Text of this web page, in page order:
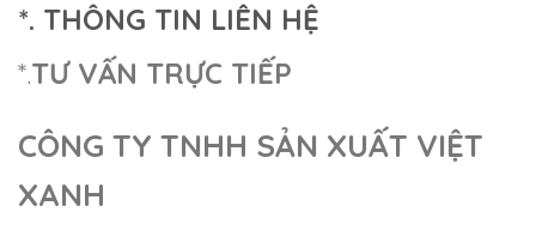
*. THÔNG TIN LIÊN HỆ
*.TƯ VẤN TRỰC TIẾP
CÔNG TY TNHH SẢN XUẤT VIỆT
XANH